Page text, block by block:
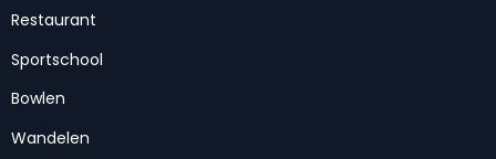
Restaurant
Sportschool
Bowlen
Wandelen